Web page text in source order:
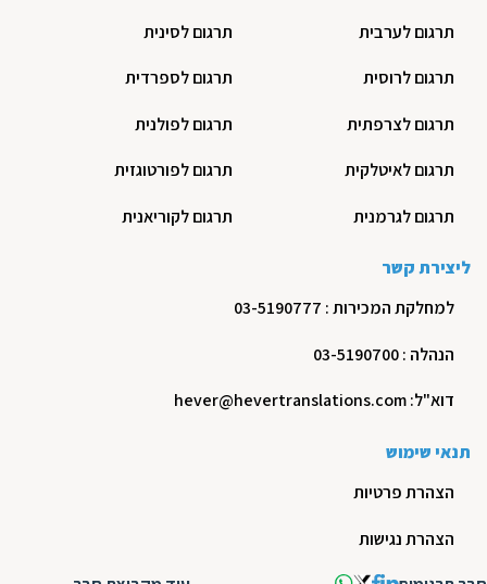
תרגום לערבית
תרגום לרוסית
תרגום לצרפתית
תרגום לאיטלקית
תרגום לגרמנית
תרגום לסינית
תרגום לספרדית
תרגום לפולנית
תרגום לפורטוגזית
תרגום לקוריאנית
ליצירת קשר
למחלקת המכירות : 03-5190777
הנהלה : 03-5190700
דוא"ל: hever@hevertranslations.com
תנאי שימוש
הצהרת פרטיות
הצהרת נגישות